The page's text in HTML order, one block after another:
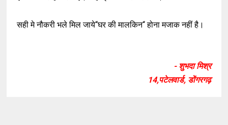
सही मे नौकरी भले मिल जाये“घर की मालकिन“ होना मजाक नहीं है।
- शुभदा मिश्र
14,पटेलवार्ड, डोंगरगढ़